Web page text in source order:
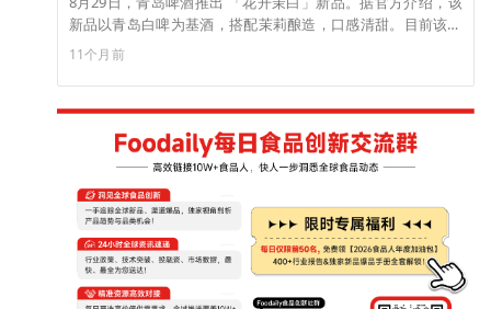
新品以青岛白啤为基酒，搭配茉莉酿造，口感清甜。目前该新
品已上线京东官方旗舰店，售价500ml*12罐/84元（来源：青
岛啤酒）
11个月前